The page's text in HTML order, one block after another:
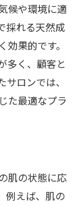
候や環境に適
採れる天然成
果的です。
多く、顧客と
ロンでは、
た最適なプラ
肌の状態に応
例えば、肌の